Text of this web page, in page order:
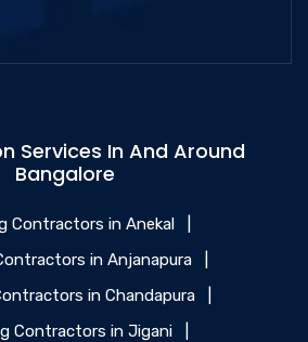
Services In And Around
Bangalore
Contractors in Anekal
in Anjanapura
in Chandapura
Contractors in Jigani